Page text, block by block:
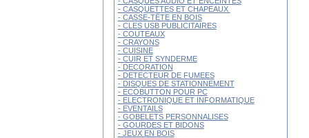
- CASQUETTES ET CHAPEAUX
- CASSE-TÊTE EN BOIS
- CLES USB PUBLICITAIRES
- COUTEAUX
- CRAYONS
- CUISINE
- CUIR ET SYNDERME
- DECORATION
- DETECTEUR DE FUMEES
- DISQUES DE STATIONNEMENT
- ECOBUTTON POUR PC
- ELECTRONIQUE ET INFORMATIQUE
- EVENTAILS
- GOBELETS PERSONNALISES
- GOURDES ET BIDONS
- JEUX EN BOIS